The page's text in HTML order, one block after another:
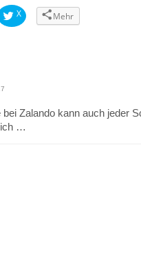
X Mehr
Zalando kann auch jeder
…